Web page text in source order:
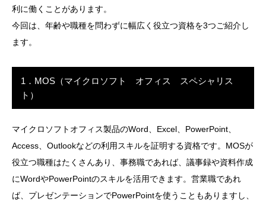
利に働くことがあります。
今回は、年齢や職種を問わずに幅広く役立つ資格を3つご紹介し
ます。
1．MOS（マイクロソフト オフィス スペシャリス
ト）
マイクロソフトオフィス製品のWord、Excel、PowerPoint、
Access、Outlookなどの利用スキルを証明する資格です。MOSが
役立つ職種はたくさんあり、事務職であれば、議事録や資料作成
にWordやPowerPointのスキルを活用できます。営業職であれ
ば、プレゼンテーションでPowerPointを使うこともありますし、